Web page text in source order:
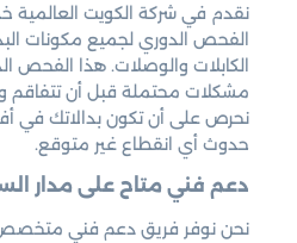
نقدم في شركة الكويت
الفحص الدوري لجميع مكونات
الكابلات والوصلات. هذا الفحص
مشكلات محتملة قبل أن تتفاقم
نحرص على أن تكون بدالاتك في
حدوث أي انقطاع غير متوقع.
دعم فني متاح على مدار
نحن نوفر فريق دعم فني